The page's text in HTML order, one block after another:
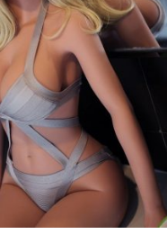
possono
essere
scelte
nella
pagina
del
prodotto